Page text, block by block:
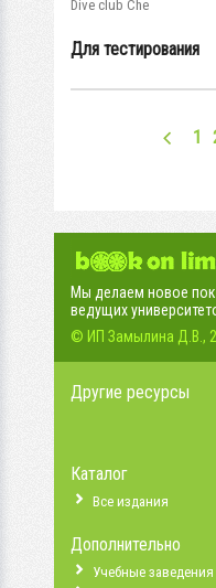
Dive club Che
Для тестирования
1
Мы делаем новое
ведущих
© ИП Замылина Д.В.,
Другие ресурсы
Каталог
Все издания
Дополнительно
Учебные заведения